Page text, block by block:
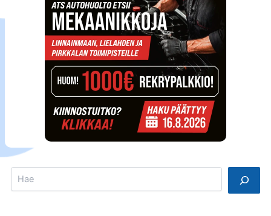
Search